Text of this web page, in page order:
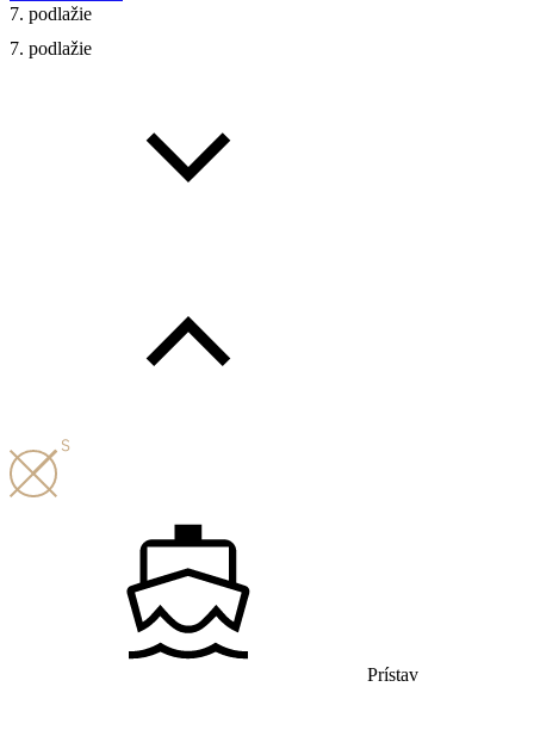
7. podlažie
7. podlažie
Prístav